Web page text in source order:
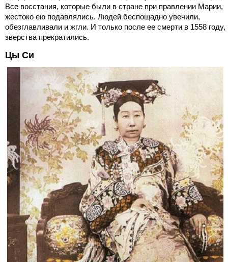
Все восстания, которые были в стране при правлении Марии,
жестоко ею подавлялись. Людей беспощадно увечили,
обезглавливали и жгли. И только после ее смерти в 1558 году,
зверства прекратились.
Цы Си